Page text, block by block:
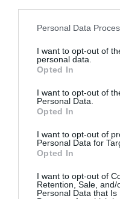
Personal Data
I want to opt-out of
personal data.
Opted In
I want to opt-out of
Personal Data.
Opted In
I want to opt-out of
Personal Data for
Opted In
I want to opt-out of
Retention, Sale,
Personal Data that
hogy egy új
megőrzi korábbi
hasznosítja azt,
„ágyúsok”
gondolta ki, hogy a
kétségkívül
tudatosabb
finanszírozza majd